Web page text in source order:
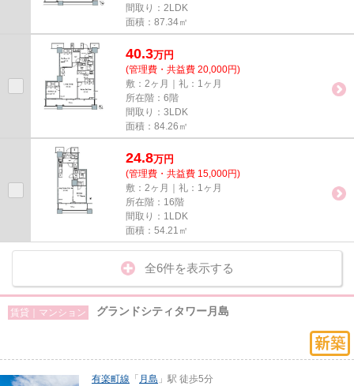
間取り：2LDK
面積：87.34㎡
40.3万円
(管理費・共益費 20,000円)
敷：2ヶ月｜礼：1ヶ月
所在階：6階
間取り：3LDK
面積：84.26㎡
24.8万円
(管理費・共益費 15,000円)
敷：2ヶ月｜礼：1ヶ月
所在階：16階
間取り：1LDK
面積：54.21㎡
全6件を表示する
賃貸｜マンション グランドシティタワー月島
有楽町線 「 月島 」駅 徒歩5分